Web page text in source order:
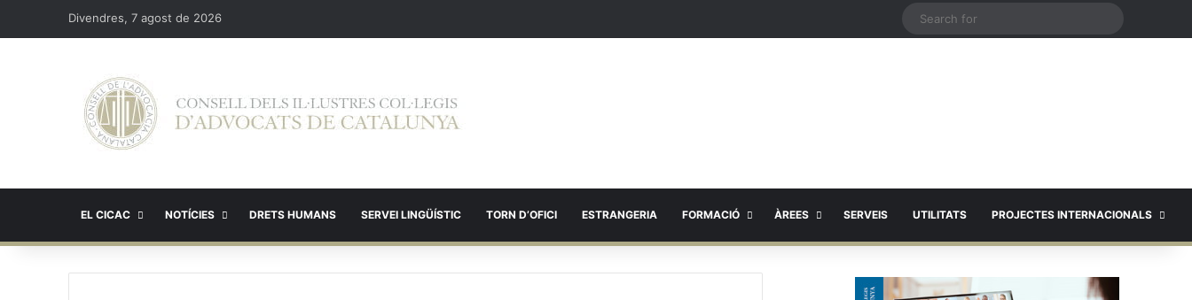
Divendres, 7 agost de 2026
EL CICAC NOTÍCIES DRETS HUMANS SERVEI LINGÜÍSTIC TORN D’OFICI ESTRANGERIA FORMACIÓ ÀREES SERVEIS UTILITATS PROJECTES INTERNACIONALS